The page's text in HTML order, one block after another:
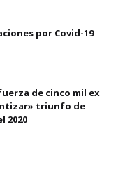
por Covid-19
de cinco mil ex
triunfo de
2020